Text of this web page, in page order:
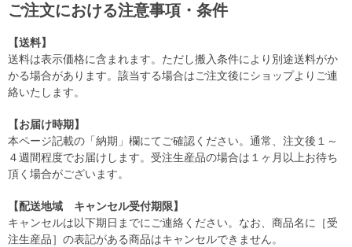
ご注文における注意事項・条件
【送料】
送料は表示価格に含まれます。ただし搬入条件により別途送料がか
かる場合があります。該当する場合はご注文後にショップよりご連
絡いたします。
【お届け時期】
本ページ記載の「納期」欄にてご確認ください。通常、注文後１～
４週間程度でお届けします。受注生産品の場合は１ヶ月以上お待ち
頂く場合がございます。
【配送地域 キャンセル受付期限】
キャンセルは以下期日までにご連絡ください。なお、商品名に［受
注生産品］の表記がある商品はキャンセルできません。